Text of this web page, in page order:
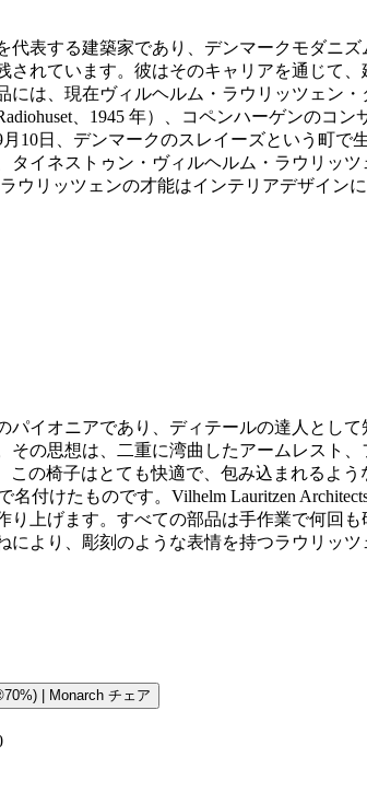
代表する建築家であり、デンマークモダニ
されています。彼はそのキャリアを通じて
は、現在ヴィルヘルム・ラウリッツェン
、1945 年）、コペンハーゲンのコ
10日、デンマークのスレイーズという町
イネストゥン・ヴィルヘルム・ラウリッ
ラウリッツェンの才能はインテリアデザイ
イオニアであり、ディテールの達人とし
の思想は、二重に湾曲したアームレスト
の椅子はとても快適で、包み込まれるよ
名付けたものです。Vilhelm Lauritzen
上げます。すべての部品は手作業で何回
より、彫刻のような表情を持つラウリッツ
| Monarch チェア